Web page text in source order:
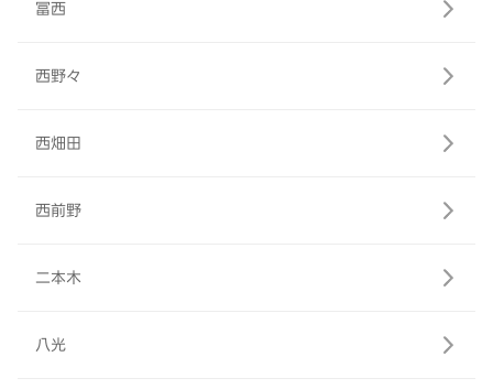
冨西
西野々
西畑田
西前野
二本木
八光